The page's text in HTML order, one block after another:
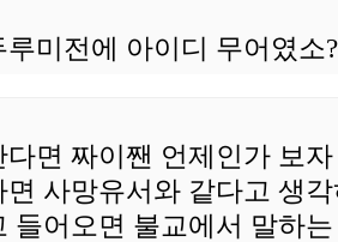
미전에 아이디 무어였소?
면 짜이짼 언제인가 보
사망유서와 같다고 생
들어오면 불교에서 말하